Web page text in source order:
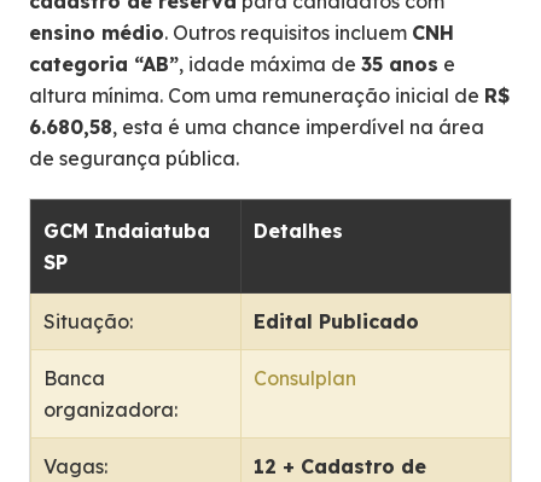
ensino médio. Outros requisitos incluem CNH
categoria “AB”, idade máxima de 35 anos e
altura mínima. Com uma remuneração inicial de R$
6.680,58, esta é uma chance imperdível na área
de segurança pública.
GCM Indaiatuba
SP
Detalhes
Situação: Edital Publicado
Banca
organizadora:
Consulplan
Vagas:
12 + Cadastro de